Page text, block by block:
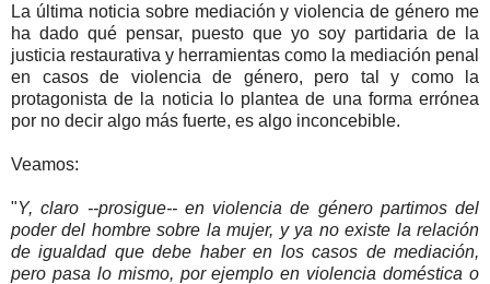
La última noticia sobre mediación y violencia de género me
ha dado qué pensar, puesto que yo soy partidaria de la
justicia restaurativa y herramientas como la mediación penal
en casos de violencia de género, pero tal y como la
protagonista de la noticia lo plantea de una forma errónea
por no decir algo más fuerte, es algo inconcebible.
Veamos:
"Y, claro --prosigue-- en violencia de género partimos del
poder del hombre sobre la mujer, y ya no existe la relación
de igualdad que debe haber en los casos de mediación,
pero pasa lo mismo, por ejemplo en violencia doméstica o